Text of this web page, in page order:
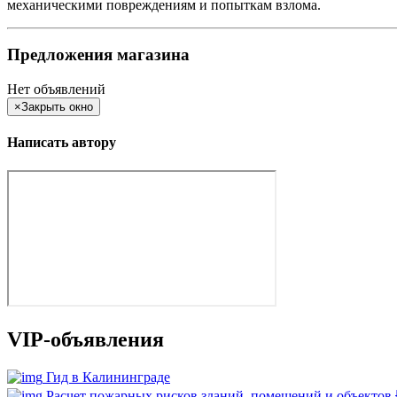
механическими повреждениям и попыткам взлома.
Предложения магазина
Нет объявлений
×Закрыть окно
Написать автору
VIP-объявления
Гид в Калининграде